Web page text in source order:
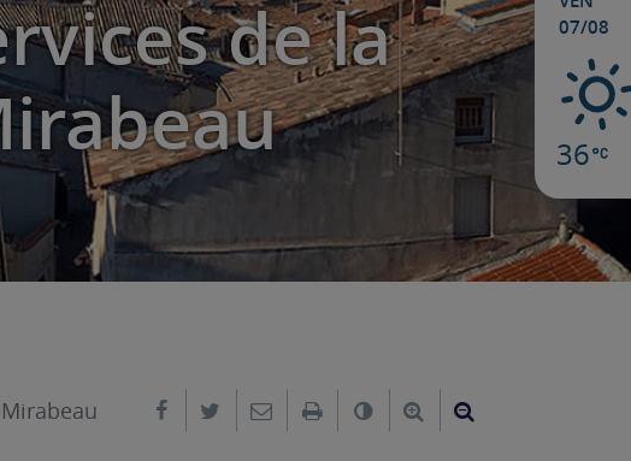
07/08
36
de la
Partager sur Facebook
Partager sur Twitter
Envoyer par e-mail
ImprimerChanger le contraste
Agrandir le texte